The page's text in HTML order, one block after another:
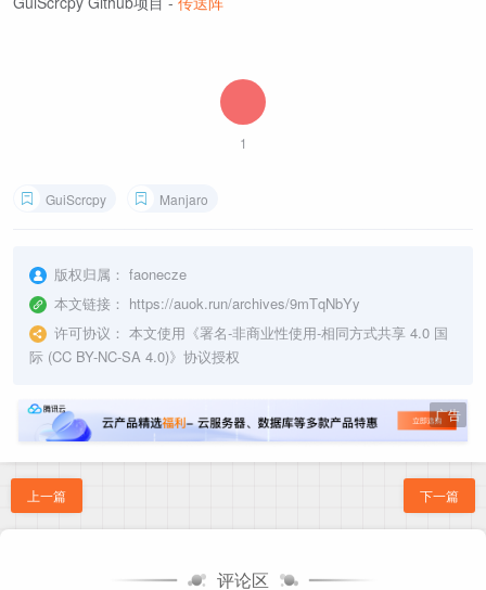
1
GuiScrcpy Manjaro
版权归属： faonecze
本文链接： https://auok.run/archives/9mTqNbYy
许可协议： 本文使用《署名-非商业性使用-相同方式共享 4.0 国
际 (CC BY-NC-SA 4.0)》协议授权
广告
上一篇 下一篇
评论区